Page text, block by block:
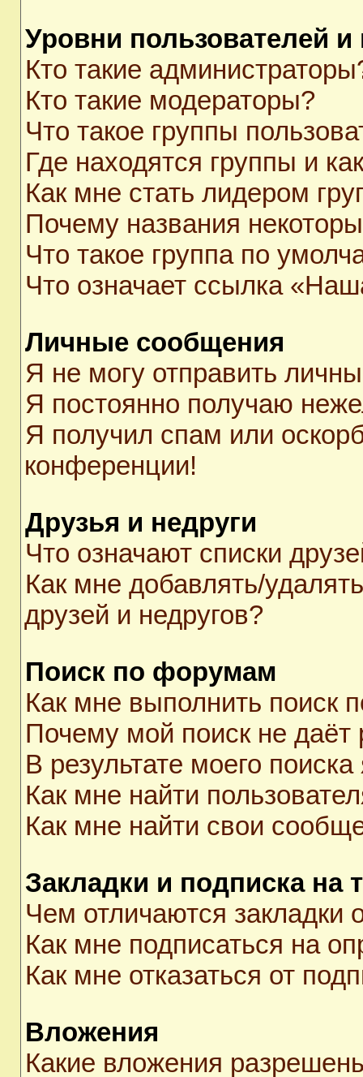
Уровни пользователей и
Кто такие
Кто такие модераторы?
Что такое группы
Где находятся группы и
Как мне стать лидером
Почему названия
Что такое группа по
Что означает ссылка
Личные сообщения
Я не могу отправить
Я постоянно получаю
Я получил спам или
конференции!
Друзья и недруги
Что означают списки
Как мне добавлять/
друзей и недругов?
Поиск по форумам
Как мне выполнить
Почему мой поиск не даёт
В результате моего
Как мне найти
Как мне найти свои
Закладки и подписка на
Чем отличаются закладки
Как мне подписаться на
Как мне отказаться от
Вложения
Какие вложения